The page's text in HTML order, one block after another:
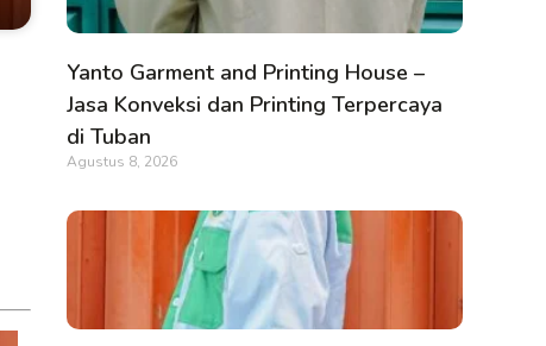
Yanto Garment and Printing House –
Jasa Konveksi dan Printing Terpercaya
di Tuban
Agustus 8, 2026